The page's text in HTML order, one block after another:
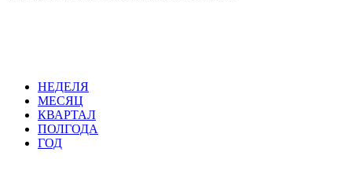
НЕДЕЛЯ
МЕСЯЦ
КВАРТАЛ
ПОЛГОДА
ГОД